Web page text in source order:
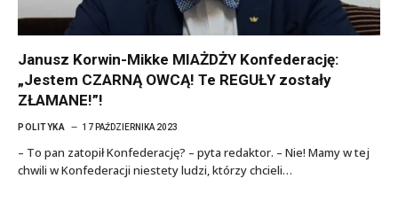
Janusz Korwin-Mikke MIAŻDŻY Konfederację:
„Jestem CZARNĄ OWCĄ! Te REGUŁY zostały
ZŁAMANE!”!
POLITYKA 17 PAŹDZIERNIKA 2023
– To pan zatopił Konfederację? – pyta redaktor. – Nie! Mamy w tej
chwili w Konfederacji niestety ludzi, którzy chcieli…